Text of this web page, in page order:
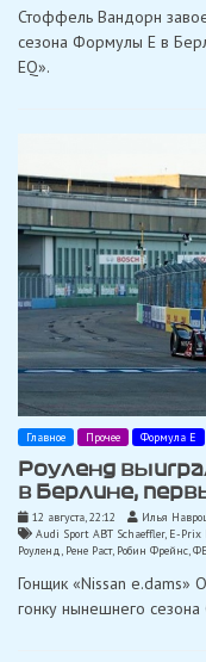
Стоффель Вандорн
сезона Формулы E в
EQ».
Главное Прочее Формула Е
Роуленд
в Берлине,
12 августа, 22:12
Илья
Audi Sport ABT Schaeffler, E-Prix
Роуленд, Рене Раст, Робин Фрейнс,ФЕ
Гонщик «Nissan
гонку нынешнего